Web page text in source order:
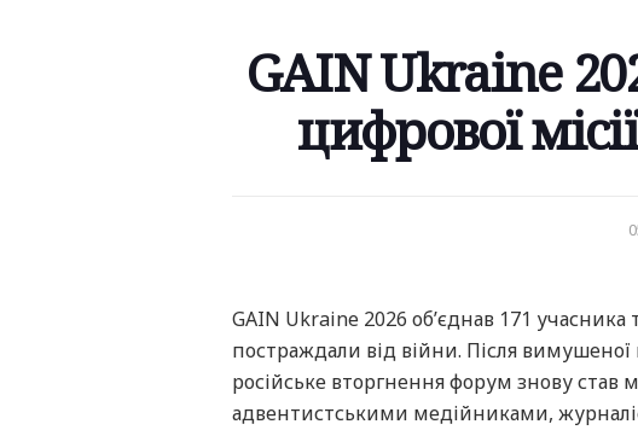
GAIN Ukraine
цифрової
GAIN Ukraine 2026 об’єднав 171 учасника
постраждали від війни. Після
російське вторгнення форум знову
адвентистськими медійниками,